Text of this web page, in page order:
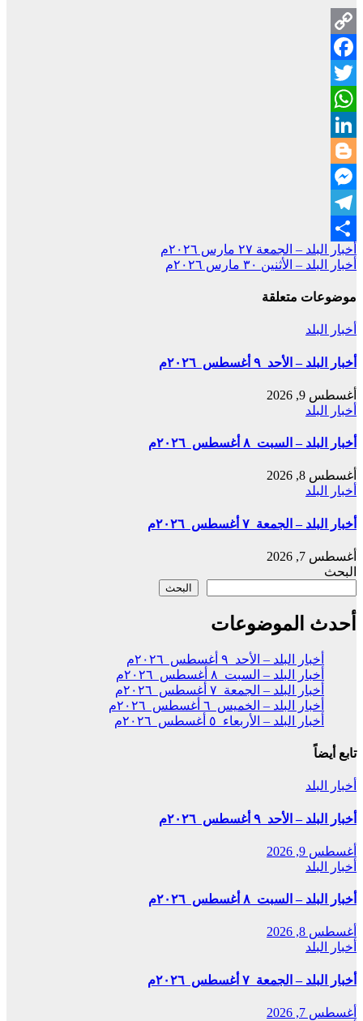
Copy
Link
Facebook
Twitter
WhatsApp
LinkedIn
Blogger
Messenger
Telegram
Share
تصفّح
المقالات
أخبار البلد – الجمعة ٢٧ مارس ٢٠٢٦م
أخبار البلد – الأثنين ٣٠ مارس ٢٠٢٦م
موضوعات متعلقة
أخبار البلد
أخبار البلد – الأحد ٩ أغسطس ٢٠٢٦م
أغسطس 9, 2026
أخبار البلد
أخبار البلد – السبت ٨ أغسطس ٢٠٢٦م
أغسطس 8, 2026
أخبار البلد
أخبار البلد – الجمعة ٧ أغسطس ٢٠٢٦م
أغسطس 7, 2026
البحث
البحث
أحدث الموضوعات
أخبار البلد – الأحد ٩ أغسطس ٢٠٢٦م
أخبار البلد – السبت ٨ أغسطس ٢٠٢٦م
أخبار البلد – الجمعة ٧ أغسطس ٢٠٢٦م
أخبار البلد – الخميس ٦ أغسطس ٢٠٢٦م
أخبار البلد – الأربعاء ٥ أغسطس ٢٠٢٦م
تابع أيضاً
أخبار البلد
أخبار البلد – الأحد ٩ أغسطس ٢٠٢٦م
أغسطس 9, 2026
أخبار البلد
أخبار البلد – السبت ٨ أغسطس ٢٠٢٦م
أغسطس 8, 2026
أخبار البلد
أخبار البلد – الجمعة ٧ أغسطس ٢٠٢٦م
أغسطس 7, 2026